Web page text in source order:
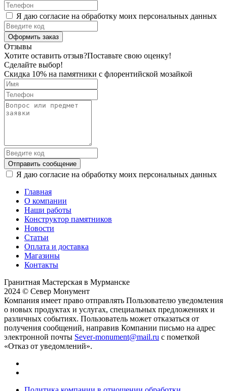
Я даю согласие на обработку моих персональных данных
Оформить заказ
Отзывы
Хотите оставить отзыв?Поставьте свою оценку!
Сделайте выбор!
Скидка 10% на памятники с флорентийской мозайкой
Отправить сообщение
Я даю согласие на обработку моих персональных данных
Главная
О компании
Наши работы
Конструктор памятников
Новости
Статьи
Оплата и доставка
Магазины
Контакты
Гранитная Мастерская в Мурманске
2024 © Север Монумент
Компания имеет право отправлять Пользователю уведомления
о новых продуктах и услугах, специальных предложениях и
различных событиях. Пользователь может отказаться от
получения сообщений, направив Компании письмо на адрес
электронной почты Sever-monument@mail.ru с пометкой
«Отказ от уведомлений».